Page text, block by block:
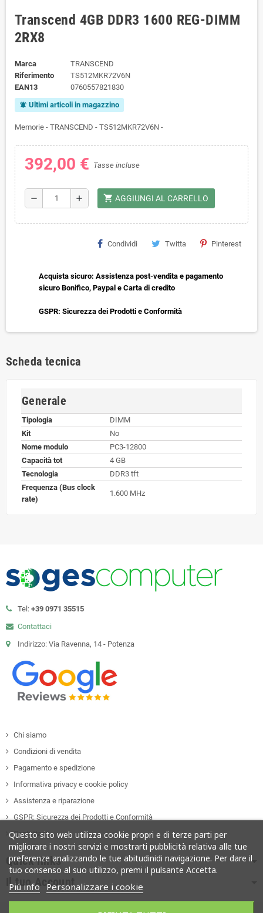
Transcend 4GB DDR3 1600 REG-DIMM
2RX8
Marca
TRANSCEND
Riferimento
TS512MKR72V6N
EAN13
0760557821830
notifications_active Ultimi articoli in magazzino
Memorie - TRANSCEND - TS512MKR72V6N -
392,00 € Tasse incluse
remove add shopping_cart AGGIUNGI AL CARRELLO
Condividi Twitta Pinterest
Acquista sicuro: Assistenza post-vendita e pagamento
sicuro Bonifico, Paypal e Carta di credito
GSPR: Sicurezza dei Prodotti e Conformità
Scheda tecnica
Generale
Tipologia
DIMM
Kit
No
Nome modulo
PC3-12800
Capacità tot
4 GB
Tecnologia
DDR3 tft
Frequenza (Bus clock
rate)
1.600 MHz
Tel: +39 0971 35515
Contattaci
Indirizzo: Via Ravenna, 14 - Potenza
Chi siamo
Condizioni di vendita
Pagamento e spedizione
Informativa privacy e cookie policy
Assistenza e riparazione
GSPR: Sicurezza dei Prodotti e Conformità
Contattaci
Quick links
Il tuo Account
Questo sito web utilizza cookie propri e di terze parti per
migliorare i nostri servizi e mostrarti pubblicità relativa alle tue
preferenze analizzando le tue abitudinidi navigazione. Per dare il
tuo consenso al suo utilizzo, premi il pulsante Accetta.
Piú info Personalizzare i cookie